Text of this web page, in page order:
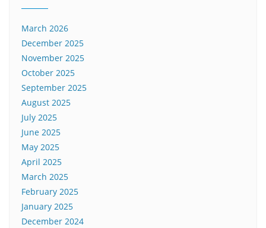
March 2026
December 2025
November 2025
October 2025
September 2025
August 2025
July 2025
June 2025
May 2025
April 2025
March 2025
February 2025
January 2025
December 2024